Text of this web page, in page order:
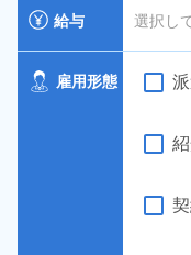
給与 選択し
雇用形態